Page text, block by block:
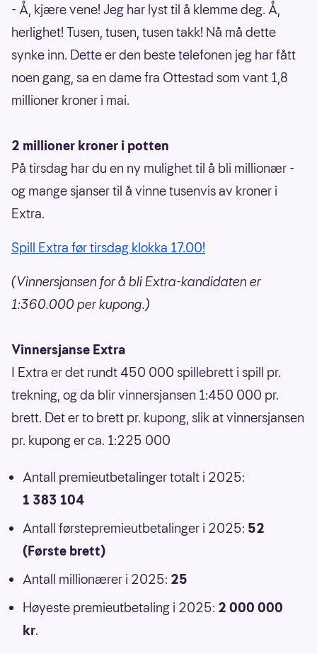
- Å, kjære vene! Jeg har lyst til å klemme deg. Å,
herlighet! Tusen, tusen, tusen takk! Nå må dette
synke inn. Dette er den beste telefonen jeg har fått
noen gang, sa en dame fra Ottestad som vant 1,8
millioner kroner i mai.
2 millioner kroner i potten
På tirsdag har du en ny mulighet til å bli millionær -
og mange sjanser til å vinne tusenvis av kroner i
Extra.
Spill Extra før tirsdag klokka 17.00!
(Vinnersjansen for å bli Extra-kandidaten er
1:360.000 per kupong.)
Vinnersjanse Extra
I Extra er det rundt 450 000 spillebrett i spill pr.
trekning, og da blir vinnersjansen 1:450 000 pr.
brett. Det er to brett pr. kupong, slik at vinnersjansen
pr. kupong er ca. 1:225 000
Antall premieutbetalinger totalt i 2025:
1 383 104
Antall førstepremieutbetalinger i 2025: 52
(Første brett)
Antall millionærer i 2025: 25
Høyeste premieutbetaling i 2025: 2 000 000
kr.